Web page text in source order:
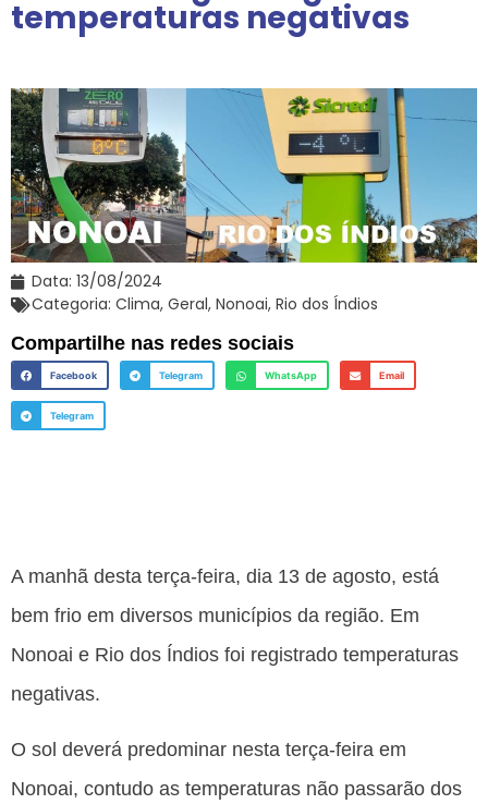
temperaturas negativas
Data: 13/08/2024
Categoria: Clima, Geral, Nonoai, Rio dos Índios
Compartilhe nas redes sociais
Facebook Telegram WhatsApp Email
Telegram
A manhã desta terça-feira, dia 13 de agosto, está
bem frio em diversos municípios da região. Em
Nonoai e Rio dos Índios foi registrado temperaturas
negativas.
O sol deverá predominar nesta terça-feira em
Nonoai, contudo as temperaturas não passarão dos